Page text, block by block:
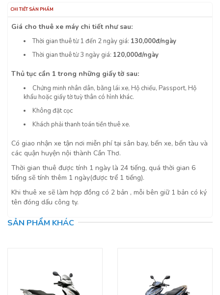
CHI TIẾT SẢN PHẨM
Giá cho thuê xe máy chi tiết như sau:
Thời gian thuê từ 1 đến 2 ngày giá: 130,000đ/ngày
Thời gian thuê từ 3 ngày giá: 120,000đ/ngày
Thủ tục cần 1 trong những giấy tờ sau:
Chứng minh nhân dân, bằng lái xe, Hộ chiếu, Passport, Hộ
khẩu hoặc giấy tờ tuỳ thân có hình khác.
Không đặt cọc
Khách phải thanh toán tiền thuê xe.
Có giao nhận xe tận nơi miễn phí tại sân bay, bến xe, bến tàu và
các quận huyện nội thành Cần Thơ.
Thời gian thuê được tính 1 ngày là 24 tiếng, quá thời gian 6
tiếng sẽ tính thêm 1 ngày(được trể 1 tiếng).
Khi thuê xe sẽ làm hợp đồng có 2 bản , mỗi bên giữ 1 bản có ký
tên đóng dấu công ty.
SẢN PHẨM KHÁC